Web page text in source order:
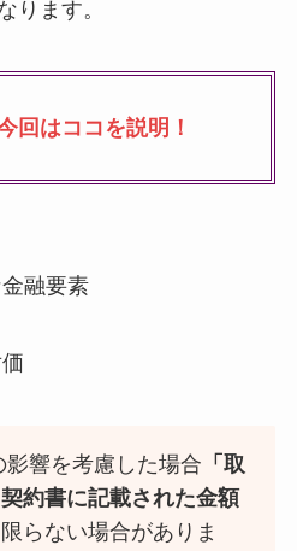
ります。
回はココを説明！
融要素
影響を考慮した場合 「取
約書に記載された金額
らない場合がありま